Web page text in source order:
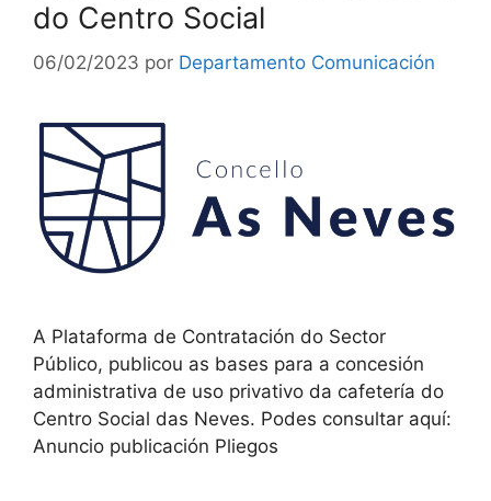
do Centro Social
06/02/2023 por Departamento Comunicación
A Plataforma de Contratación do Sector
Público, publicou as bases para a concesión
administrativa de uso privativo da cafetería do
Centro Social das Neves. Podes consultar aquí:
Anuncio publicación Pliegos